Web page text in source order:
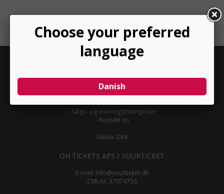
INFORMATION
-Om YourTicket
Bliv arrangør
-Arrangør login
-Donationer
- Salgs- og leveringsbetingelser
- Kontakt os
Valuta: DKK
OH TICKETS APS / YOURTICKET
E-mail: info@yourticket.dk
CVR-nr: 37074756